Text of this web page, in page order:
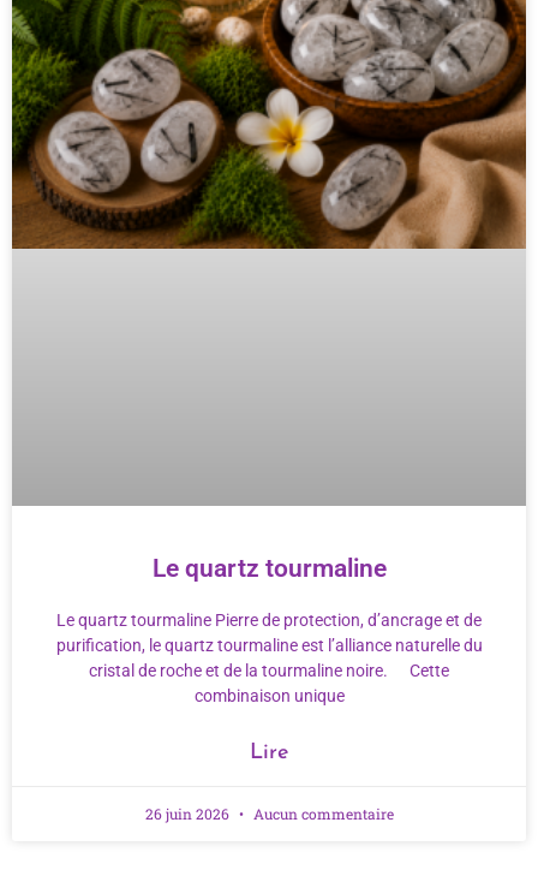
Le quartz tourmaline
Le quartz tourmaline Pierre de protection, d’ancrage et de
purification, le quartz tourmaline est l’alliance naturelle du
cristal de roche et de la tourmaline noire. Cette
combinaison unique
Lire
26 juin 2026 Aucun commentaire